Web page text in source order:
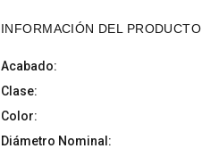
INFORMACIÓN DEL PRODUCTO
Acabado:
Clase:
Color:
Diámetro Nominal: